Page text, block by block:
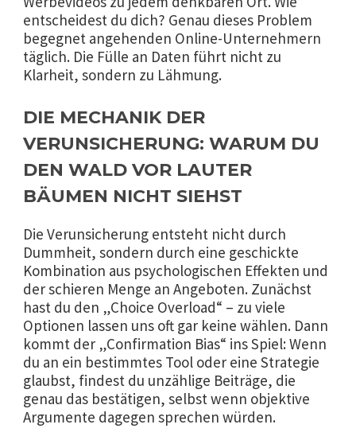
entscheidest du dich? Genau dieses Problem
begegnet angehenden Online-Unternehmern
täglich. Die Fülle an Daten führt nicht zu
Klarheit, sondern zu Lähmung.
DIE MECHANIK DER
VERUNSICHERUNG: WARUM DU
DEN WALD VOR LAUTER
BÄUMEN NICHT SIEHST
Die Verunsicherung entsteht nicht durch
Dummheit, sondern durch eine geschickte
Kombination aus psychologischen Effekten und
der schieren Menge an Angeboten. Zunächst
hast du den „Choice Overload“ – zu viele
Optionen lassen uns oft gar keine wählen. Dann
kommt der „Confirmation Bias“ ins Spiel: Wenn
du an ein bestimmtes Tool oder eine Strategie
glaubst, findest du unzählige Beiträge, die
genau das bestätigen, selbst wenn objektive
Argumente dagegen sprechen würden.